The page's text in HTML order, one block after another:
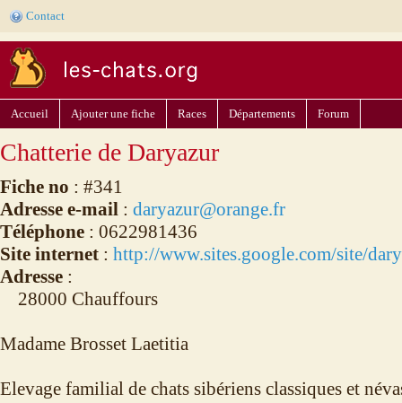
Contact
Accueil Ajouter une fiche Races Départements Forum
Chatterie de Daryazur
Fiche no : #341
Adresse e-mail : daryazur@orange.fr
Téléphone : 0622981436
Site internet : http://www.sites.google.com/site/
Adresse :
28000 Chauffours
Madame Brosset Laetitia
Elevage familial de chats sibériens classiques et